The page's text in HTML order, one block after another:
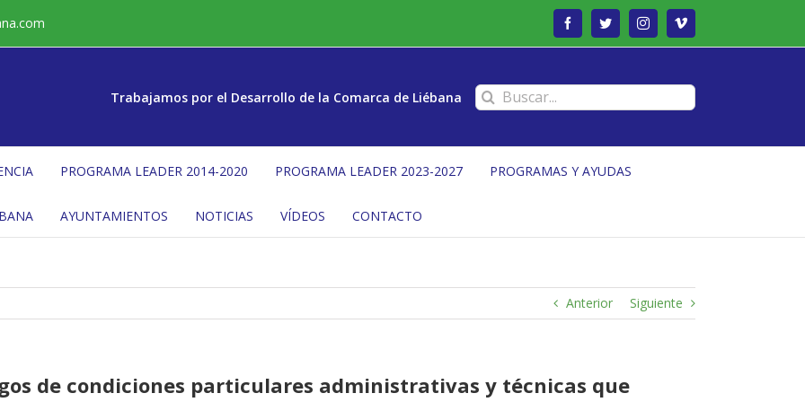
FacebookTwitterInstagramVimeo
Trabajamos por el Desarrollo de la Comarca de Liébana Buscar:
PROGRAMA LEADER 2014-2020 PROGRAMA LEADER 2023-2027 PROGRAMAS Y AYUDAS
AYUNTAMIENTOS NOTICIAS VÍDEOS CONTACTO
Anterior Siguiente
de condiciones particulares administrativas y técnicas que